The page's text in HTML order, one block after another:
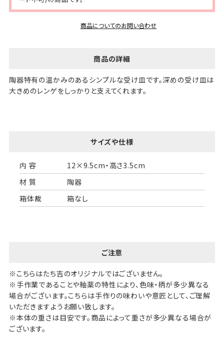
商品についてのお問い合わせ
商品の詳細
陶器特有の温かみのあるシンプルな受け皿です。深めの受け皿は
大きめのレンゲをしっかりと支えてくれます。
サイズや仕様
内 容
12×9.5cm・高さ3.5cm
材 質
陶器
箱体裁
箱なし
ご注意
※こちらはたち吉のオリジナルではございません。
※手作業であることや釉薬の特性により、色味・柄が多少異なる
場合がございます。こちらは手作りの味わいや意匠として、ご理解
いただきますようお願い致します。
※本体の重さは目安です。商品によって重さが多少異なる場合が
ございます。